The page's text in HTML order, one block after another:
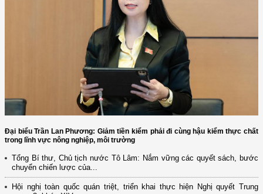
Đại biểu Trần Lan Phương: Giảm tiền kiểm phải đi cùng hậu kiểm thực chất
trong lĩnh vực nông nghiệp, môi trường
Tổng Bí thư, Chủ tịch nước Tô Lâm: Nắm vững các quyết sách, bước
chuyển chiến lược của...
Hội nghị toàn quốc quán triệt, triển khai thực hiện Nghị quyết Trung